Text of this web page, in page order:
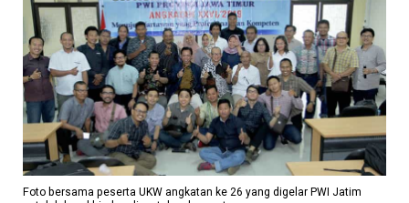
Foto bersama peserta UKW angkatan ke 26 yang digelar PWI Jatim